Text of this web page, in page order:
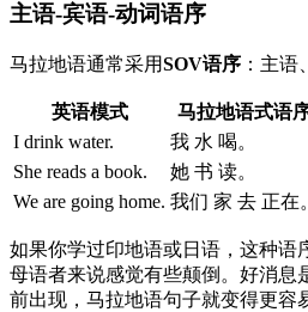
主语-宾语-动词语序
马拉地语通常采用SOV语序 ：主语
英语模式
马拉地语式语
I drink water.
我 水 喝。
She reads a book.
她 书 读。
We are going home. 我们 家 去 正在。
如果你学过印地语或日语，这种语
母语者来说感觉有些颠倒。好消息
前出现，马拉地语句子就变得更容